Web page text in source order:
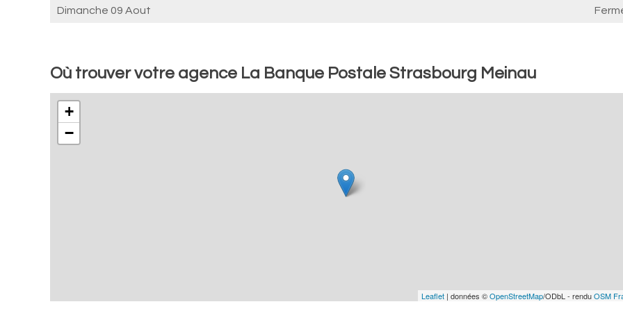
Dimanche 09 Aout
Où trouver votre agence La Banque Postale Strasbourg Meinau
+
−
Leaflet | données ©OpenStreetMap/ODbL - renduOSM